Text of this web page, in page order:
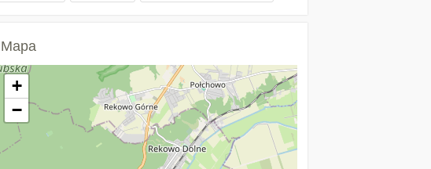
Mapa
+
−